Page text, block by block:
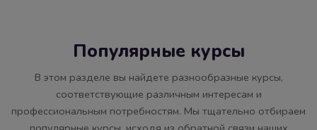
Популярные курсы
В этом разделе вы найдете разнообразные курсы,
соответствующие различным интересам и
профессиональным потребностям. Мы тщательно отбираем